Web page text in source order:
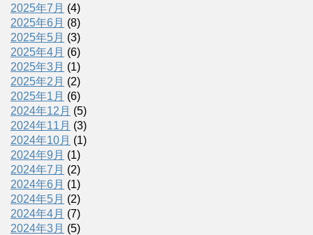
2025年7月 (4)
2025年6月 (8)
2025年5月 (3)
2025年4月 (6)
2025年3月 (1)
2025年2月 (2)
2025年1月 (6)
2024年12月 (5)
2024年11月 (3)
2024年10月 (1)
2024年9月 (1)
2024年7月 (2)
2024年6月 (1)
2024年5月 (2)
2024年4月 (7)
2024年3月 (5)